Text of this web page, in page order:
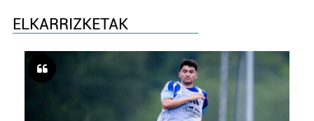
ELKARRIZKETAK